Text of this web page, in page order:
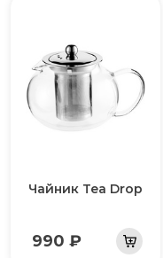
Чайник Tea Drop
990 ₽